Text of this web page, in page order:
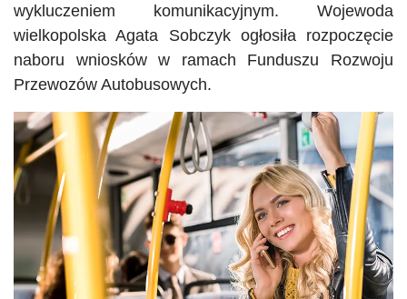
wykluczeniem komunikacyjnym. Wojewoda
wielkopolska Agata Sobczyk ogłosiła rozpoczęcie
naboru wniosków w ramach Funduszu Rozwoju
Przewozów Autobusowych.